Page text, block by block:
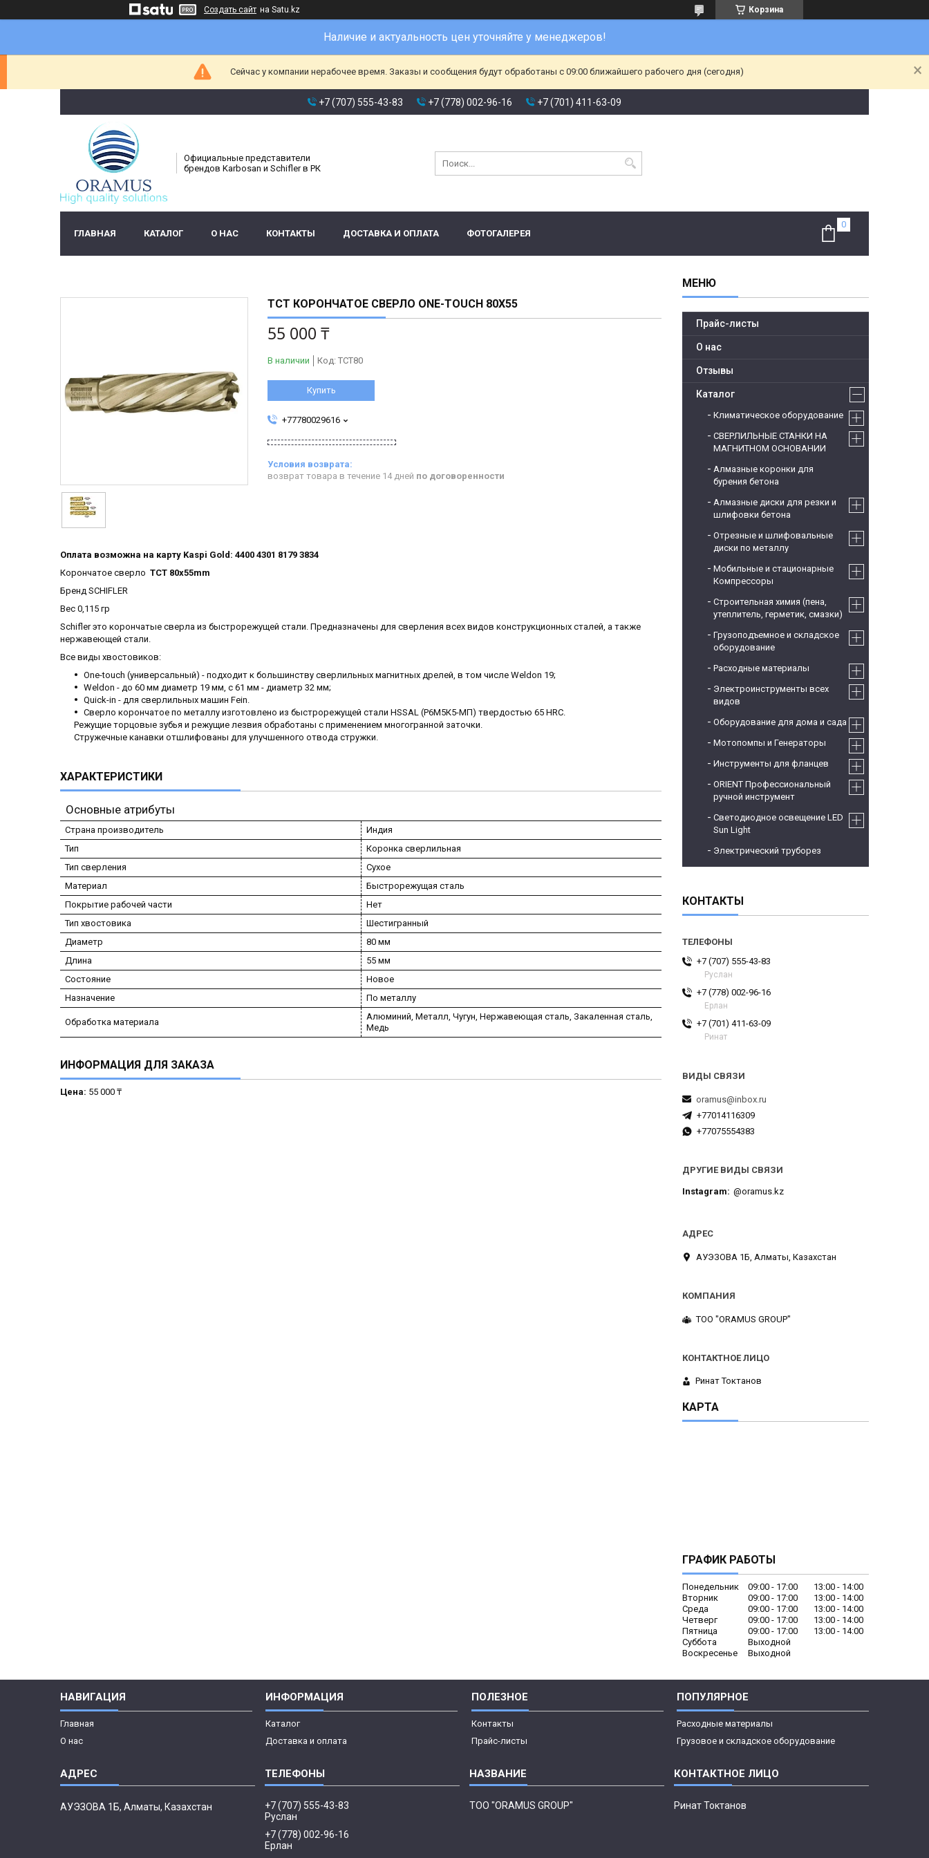
Создать сайт на Satu.kz Корзина
Наличие и актуальность цен уточняйте у менеджеров!
Сейчас у компании нерабочее время. Заказы и сообщения будут обработаны с 09:00 ближайшего рабочего дня (сегодня)
+7 (707) 555-43-83 +7 (778) 002-96-16 +7 (701) 411-63-09
Официальные представители
брендов Karbosan и Schifler в РК
ГЛАВНАЯ КАТАЛОГ О НАС КОНТАКТЫ ДОСТАВКА И ОПЛАТА ФОТОГАЛЕРЕЯ
TCT КОРОНЧАТОЕ СВЕРЛО ONE-TOUCH 80Х55
55 000 ₸
В наличии Код: ТСТ80
Купить
+77780029616
возврат товара в течение 14 дней по договоренности
Оплата возможна на карту Kaspi Gold: 4400 4301 8179 3834
Корончатое сверло ТСТ 80x55mm
Бренд SCHIFLER
Вес 0,115 гр
Schifler это корончатые сверла из быстрорежущей стали. Предназначены для сверления всех видов конструкционных сталей, а также
нержавеющей стали.
Все виды хвостовиков:
One-touch (универсальный) - подходит к большинству сверлильных магнитных дрелей, в том числе Weldon 19;
Weldon - до 60 мм диаметр 19 мм, с 61 мм - диаметр 32 мм;
Quick-in - для сверлильных машин Fein.
Сверло корончатое по металлу изготовлено из быстрорежущей стали HSSAL (Р6М5К5-МП) твердостью 65 HRC.
Режущие торцовые зубья и режущие лезвия обработаны с применением многогранной заточки.
Стружечные канавки отшлифованы для улучшенного отвода стружки.
ХАРАКТЕРИСТИКИ
Основные атрибуты
Страна производитель
Индия
Тип
Коронка сверлильная
Тип сверления
Сухое
Материал
Быстрорежущая сталь
Покрытие рабочей части
Нет
Тип хвостовика
Шестигранный
Диаметр
80 мм
Длина
55 мм
Состояние
Новое
Назначение
По металлу
Обработка материала
Алюминий, Металл, Чугун, Нержавеющая сталь, Закаленная сталь,
Медь
ИНФОРМАЦИЯ ДЛЯ ЗАКАЗА
Цена: 55 000 ₸
Прайс-листы
О нас
Отзывы
Каталог
Климатическое оборудование
СВЕРЛИЛЬНЫЕ СТАНКИ НА
МАГНИТНОМ ОСНОВАНИИ
Алмазные коронки для
бурения бетона
Алмазные диски для резки и
шлифовки бетона
Отрезные и шлифовальные
диски по металлу
Мобильные и стационарные
Компрессоры
Строительная химия (пена,
утеплитель, герметик, смазки)
Грузоподъемное и складское
оборудование
Расходные материалы
Электроинструменты всех
видов
Оборудование для дома и сада
Мотопомпы и Генераторы
Инструменты для фланцев
ORIENT Профессиональный
ручной инструмент
Светодиодное освещение LED
Sun Light
Электрический труборез
КОНТАКТЫ
+7 (707) 555-43-83
Руслан
+7 (778) 002-96-16
Ерлан
+7 (701) 411-63-09
Ринат
oramus@inbox.ru
+77014116309
+77075554383
ДРУГИЕ ВИДЫ СВЯЗИ
Instagram @oramus.kz
АУЭЗОВА 1Б, Алматы, Казахстан
ТОО "ORAMUS GROUP"
Ринат Токтанов
КАРТА
ГРАФИК РАБОТЫ
Понедельник 09:00 17:00 13:00
14:00
Вторник
09:00 17:00 13:00
14:00
Среда
09:00 17:00 13:00
14:00
Четверг
09:00 17:00 13:00
14:00
Пятница
09:00 17:00 13:00
14:00
Суббота
Выходной
Воскресенье
Выходной
НАВИГАЦИЯ
Главная
О нас
ИНФОРМАЦИЯ
Каталог
Доставка и оплата
ПОЛЕЗНОЕ
Контакты
Прайс-листы
ПОПУЛЯРНОЕ
Расходные материалы
Грузовое и складское оборудование
АУЭЗОВА 1Б, Алматы, Казахстан
+7 (707) 555-43-83
Руслан
+7 (778) 002-96-16
Ерлан
ТОО "ORAMUS GROUP" Ринат Токтанов